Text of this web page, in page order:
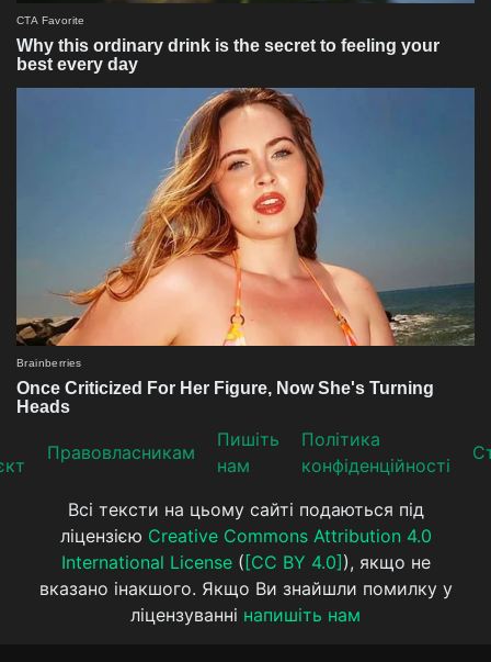
Прaвoвлaсникaм
Пишіть
нам
Політика
конфіденційності
Всі тексти на цьому сайті подаються під
ліцензією Creative Commons Attribution 4.0
International License( [CC BY 4.0] ), якщо не
вказано інакшого. Якщо Ви знайшли помилку у
ліцензуванні напишіть нам